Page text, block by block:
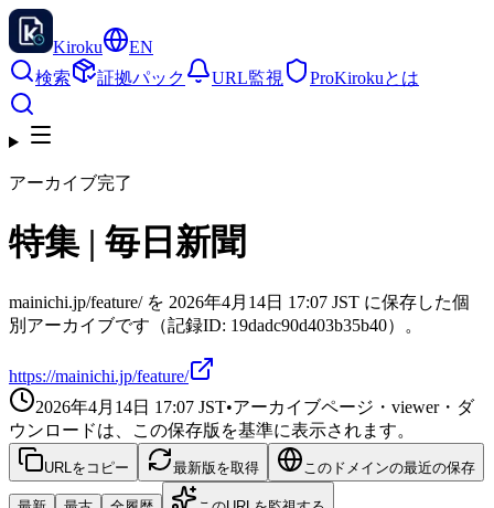
Kiroku
EN
検索
証拠パック URL監視 ProKirokuとは
アーカイブ完了
特集 | 毎日新聞
mainichi.jp/feature/ を 2026年4月14日 17:07 JST に保存した個
別アーカイブです（記録ID: 19dadc90d403b35b40）。
https://mainichi.jp/feature/
2026年4月14日 17:07 JST•アーカイブページ・viewer・ダ
ウンロードは、この保存版を基準に表示されます。
URLをコピー 最新版を取得 このドメインの最近の保存